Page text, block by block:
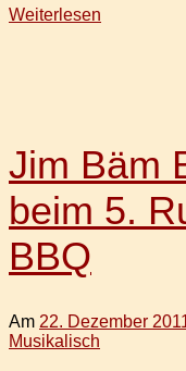
Weiterlesen
Jim Bäm
beim 5.
BBQ
Am 22. Dezember
Musikalisch